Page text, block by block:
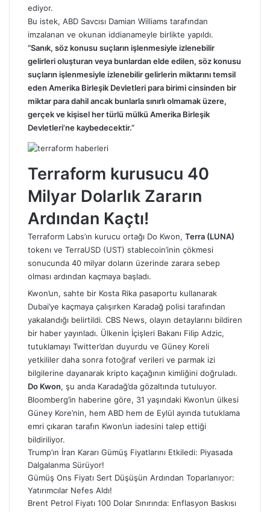
ediyor.
Bu istek, ABD Savcısı Damian Williams tarafından
imzalanan ve okunan iddianameyle birlikte yapıldı.
“Sanık, söz konusu suçların işlenmesiyle izlenebilir
gelirleri oluşturan veya bunlardan elde edilen, söz konusu
suçların işlenmesiyle izlenebilir gelirlerin miktarını temsil
eden Amerika Birleşik Devletleri para birimi cinsinden bir
miktar para dahil ancak bunlarla sınırlı olmamak üzere,
gerçek ve kişisel her türlü mülkü Amerika Birleşik
Devletleri’ne kaybedecektir.”
Terraform kurusucu 40
Milyar Dolarlık Zararın
Ardından Kaçtı!
Terraform Labs’ın kurucu ortağı Do Kwon, Terra (LUNA)
tokenı ve TerraUSD (UST) stablecoin’inin çökmesi
sonucunda 40 milyar doların üzerinde zarara sebep
olması ardından kaçmaya başladı.
Kwon’un, sahte bir Kosta Rika pasaportu kullanarak
Dubai’ye kaçmaya çalışırken Karadağ polisi tarafından
yakalandığı belirtildi. CBS News, olayın detaylarını bildiren
bir haber yayınladı. Ülkenin İçişleri Bakanı Filip Adzic,
tutuklamayı Twitter’dan duyurdu ve Güney Koreli
yetkililer daha sonra fotoğraf verileri ve parmak izi
bilgilerine dayanarak kripto kaçağının kimliğini doğruladı.
Do Kwon, şu anda Karadağ’da gözaltında tutuluyor.
Bloomberg’in haberine göre, 31 yaşındaki Kwon’un ülkesi
Güney Kore’nin, hem ABD hem de Eylül ayında tutuklama
emri çıkaran tarafın Kwon’un iadesini talep ettiği
bildiriliyor.
Trump’ın İran Kararı Gümüş Fiyatlarını Etkiledi: Piyasada
Dalgalanma Sürüyor!
Gümüş Ons Fiyatı Sert Düşüşün Ardından Toparlanıyor:
Yatırımcılar Nefes Aldı!
Brent Petrol Fiyatı 100 Dolar Sınırında: Enflasyon Baskısı